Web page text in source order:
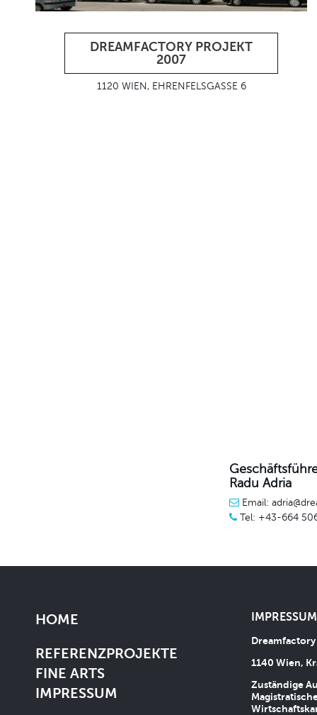
DREAMFACTORY PROJEKT
2007
1120 WIEN, EHRENFELSGASSE 6
Radu Adria
Email:
Tel: +43-664
HOME
REFERENZPROJEKTE
FINE ARTS
IMPRESSUM
1140 Wien,
Zuständige